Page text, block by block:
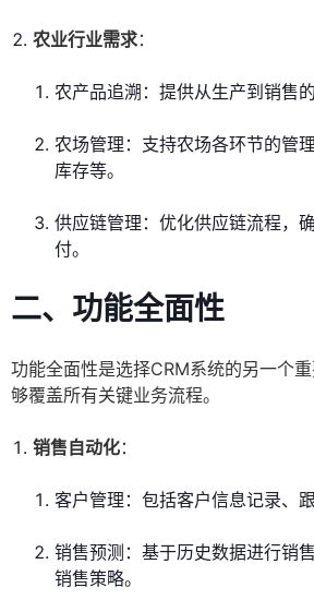
农业行业需求：
农产品追溯：提供从生产到销售
农场管理：支持农场各环节的管
库存等。
供应链管理：优化供应链流程，
付。
二、功能全面性
功能全面性是选择CRM系统的另一个
够覆盖所有关键业务流程。
销售自动化：
客户管理：包括客户信息记录、跟
销售预测：基于历史数据进行销
销售策略。